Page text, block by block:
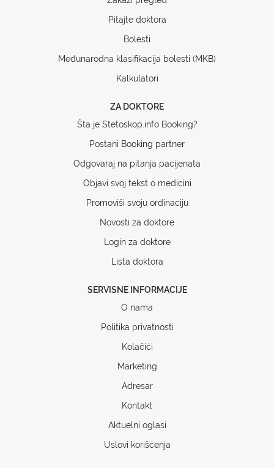
Pitajte doktora
Bolesti
Međunarodna klasifikacija bolesti (MKB)
Kalkulatori
ZA DOKTORE
Šta je Stetoskop.info Booking?
Postani Booking partner
Odgovaraj na pitanja pacijenata
Objavi svoj tekst o medicini
Promoviši svoju ordinaciju
Novosti za doktore
Login za doktore
Lista doktora
SERVISNE INFORMACIJE
O nama
Politika privatnosti
Kolačići
Marketing
Adresar
Kontakt
Aktuelni oglasi
Uslovi korišćenja